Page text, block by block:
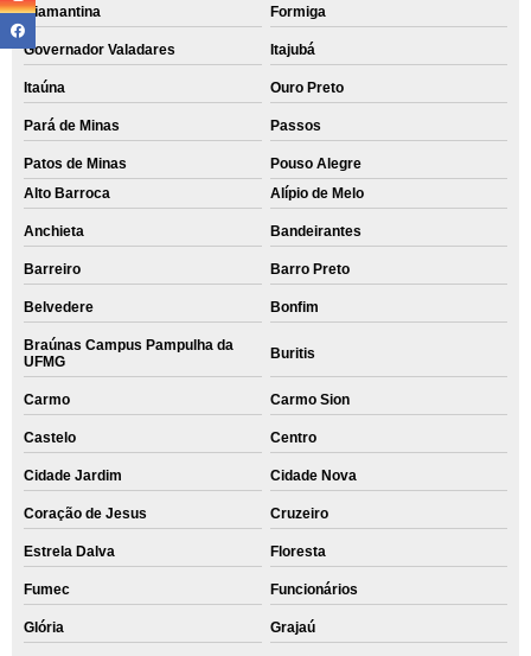
Diamantina Formiga
Governador Valadares Itajubá
Itaúna Ouro Preto
Pará de Minas Passos
Patos de Minas
Pouso Alegre
Alto Barroca
Alípio de Melo
Anchieta Bandeirantes
Barreiro Barro Preto
Belvedere Bonfim
Braúnas Campus Pampulha da
UFMG
Buritis
Carmo Carmo Sion
Castelo Centro
Cidade Jardim Cidade Nova
Coração de Jesus Cruzeiro
Estrela Dalva Floresta
Fumec Funcionários
Glória Grajaú